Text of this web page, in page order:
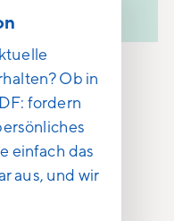
Ob in
fordern
einfach das
aus, und wir